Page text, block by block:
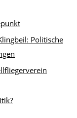
Politische